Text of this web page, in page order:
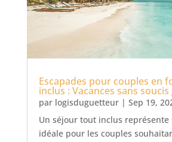
Escapades pour couples en
inclus : Vacances sans
par logisduguetteur| Sep 19,
Un séjour tout inclus représente
idéale pour les couples